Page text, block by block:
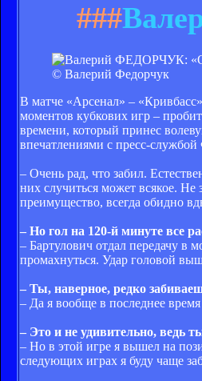
###
© Валерий Федорчук
В матче «Арсенал» –
моментов кубкових игр –
времени, который принес
впечатлениями с пресс-
– Очень рад, что забил.
них случиться может всякое.
преимущество, всегда обидно
– Но гол на 120-й минуте все
– Бартулович отдал передачу в
промахнуться. Удар головой
– Ты, наверное, редко
– Да я вообще в последнее
– Это и не удивительно, ведь
– Но в этой игре я вышел на
следующих играх я буду чаще